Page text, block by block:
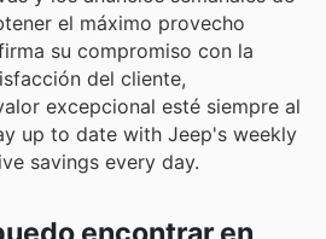
el máximo provecho
su compromiso con la
del cliente,
excepcional esté siempre al
up to date with Jeep's weekly
savings every day.